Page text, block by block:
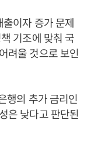
이자 증가 문제
기조에 맞춰 국
려울 것으로 보인
행의 추가 금리인
은 낮다고 판단된